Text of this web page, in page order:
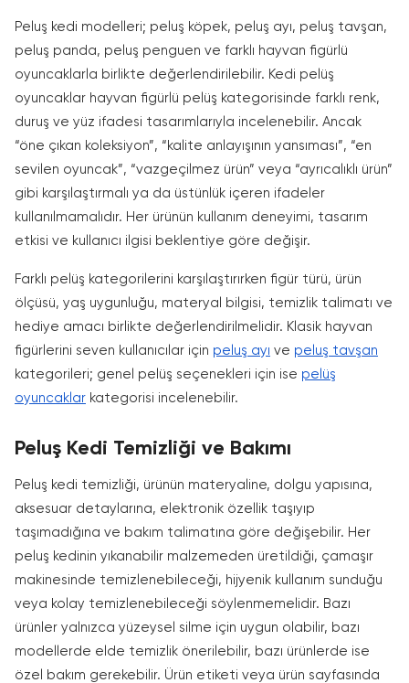
Peluş kedi modelleri; peluş köpek, peluş ayı, peluş tavşan,
peluş panda, peluş penguen ve farklı hayvan figürlü
oyuncaklarla birlikte değerlendirilebilir. Kedi pelüş
oyuncaklar hayvan figürlü pelüş kategorisinde farklı renk,
duruş ve yüz ifadesi tasarımlarıyla incelenebilir. Ancak
“öne çıkan koleksiyon”, “kalite anlayışının yansıması”, “en
sevilen oyuncak”, “vazgeçilmez ürün” veya “ayrıcalıklı ürün”
gibi karşılaştırmalı ya da üstünlük içeren ifadeler
kullanılmamalıdır. Her ürünün kullanım deneyimi, tasarım
etkisi ve kullanıcı ilgisi beklentiye göre değişir.
Farklı pelüş kategorilerini karşılaştırırken figür türü, ürün
ölçüsü, yaş uygunluğu, materyal bilgisi, temizlik talimatı ve
hediye amacı birlikte değerlendirilmelidir. Klasik hayvan
figürlerini seven kullanıcılar için peluş ayı ve peluş tavşan
kategorileri; genel pelüş seçenekleri için ise pelüş
oyuncaklar kategorisi incelenebilir.
Peluş Kedi Temizliği ve Bakımı
Peluş kedi temizliği, ürünün materyaline, dolgu yapısına,
aksesuar detaylarına, elektronik özellik taşıyıp
taşımadığına ve bakım talimatına göre değişebilir. Her
peluş kedinin yıkanabilir malzemeden üretildiği, çamaşır
makinesinde temizlenebileceği, hijyenik kullanım sunduğu
veya kolay temizlenebileceği söylenmemelidir. Bazı
ürünler yalnızca yüzeysel silme için uygun olabilir, bazı
modellerde elde temizlik önerilebilir, bazı ürünlerde ise
özel bakım gerekebilir. Ürün etiketi veya ürün sayfasında